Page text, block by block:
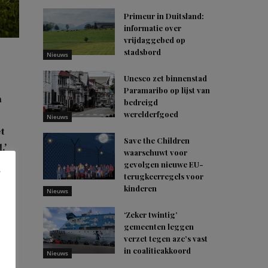
Nieuws
Primeur in Duitsland:
informatie over
vrijdaggebed op
stadsbord
Nieuws
Unesco zet binnenstad
Paramaribo op lijst van
bedreigd
werelderfgoed
Nieuws
Save the Children
waarschuwt voor
gevolgen nieuwe EU-
terugkeerregels voor
kinderen
Nieuws
‘Zeker twintig’
gemeenten leggen
verzet tegen azc’s vast
in coalitieakkoord